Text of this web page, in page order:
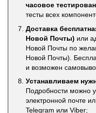
часовое
тесты всех
Доставка
Новой Почты) или
Новой Почты по
Новой Почты).
и возможен
Устанавливаем
Подробности можно
электронной почте
Telegram или Viber;